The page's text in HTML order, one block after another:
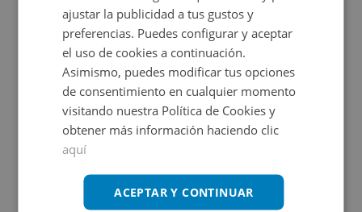
Edificio Singular en venta en BORDADORES, 6
ajustar la publicidad a tus gustos y
preferencias. Puedes configurar y aceptar
el uso de cookies a continuación.
Asimismo, puedes modificar tus opciones
de consentimiento en cualquier momento
visitando nuestra Política de Cookies y
obtener más información haciendo clic
aquí
ACEPTAR Y CONTINUAR